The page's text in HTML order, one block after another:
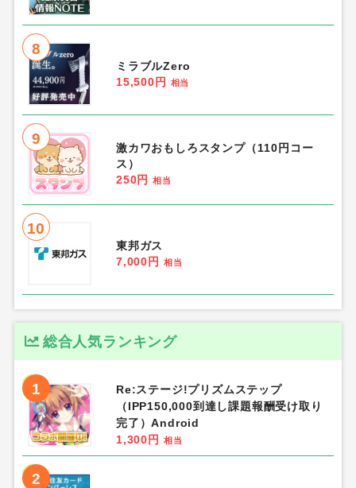
8
ミラブルZero
15,500円
相当
9
激カワおもしろスタンプ（110円コー
ス）
250円
相当
10
東邦ガス
7,000円
相当
総合人気ランキング
1
Re:ステージ!プリズムステップ
（IPP150,000到達し課題報酬受け取り
完了）Android
1,300円
相当
2